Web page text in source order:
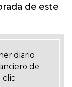
de este
diario
de
clic